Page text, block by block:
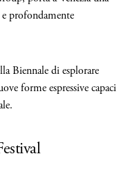
profondamente
Biennale di esplorare
forme espressive capaci